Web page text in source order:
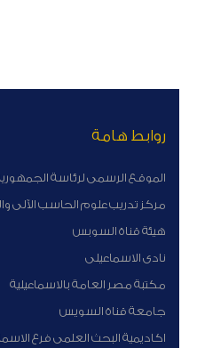
روابط هامة
الموقع الرسمى لرئاسة
مركز تدريب علوم الحاسب الآلى
هيئة قناة السوبس
نادى الاسماعيلى
مكتبة مصر العامة بالاسماعيلية
جامعة قناة السويس
اكاديمية البحث العلمى فرع